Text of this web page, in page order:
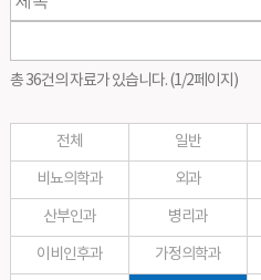
총 36건의 자료가 있습니다. (1/2페이지)
전체 일반
비뇨의학과 외과
산부인과 병리과
이비인후과 가정의학과